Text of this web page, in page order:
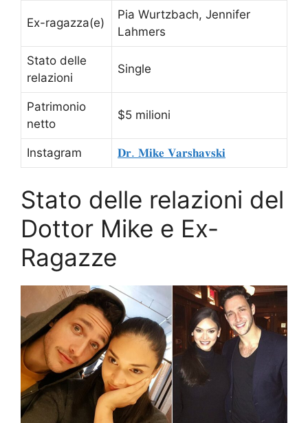
Ex-ragazza(e)
Pia Wurtzbach, Jennifer
Lahmers
Stato delle
relazioni
Single
Patrimonio
netto
$5 milioni
Instagram 𝐃𝐫. 𝐌𝐢𝐤𝐞 𝐕𝐚𝐫𝐬𝐡𝐚𝐯𝐬𝐤𝐢
Stato delle relazioni del
Dottor Mike e Ex-
Ragazze